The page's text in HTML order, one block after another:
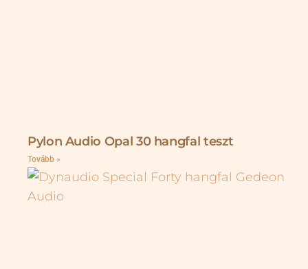
Pylon Audio Opal 30 hangfal teszt
Tovább »